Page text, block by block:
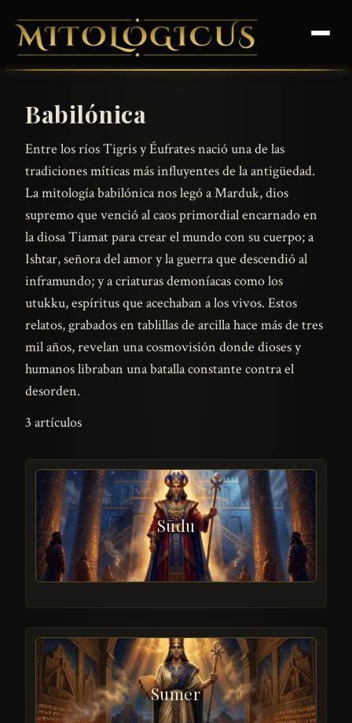
Babilónica
Entre los ríos Tigris y Éufrates nació una de las
tradiciones míticas más influyentes de la antigüedad.
La mitología babilónica nos legó a Marduk, dios
supremo que venció al caos primordial encarnado en
la diosa Tiamat para crear el mundo con su cuerpo; a
Ishtar, señora del amor y la guerra que descendió al
inframundo; y a criaturas demoníacas como los
utukku, espíritus que acechaban a los vivos. Estos
relatos, grabados en tablillas de arcilla hace más de tres
mil años, revelan una cosmovisión donde dioses y
humanos libraban una batalla constante contra el
desorden.
3 artículos
Sūdu
Sumer